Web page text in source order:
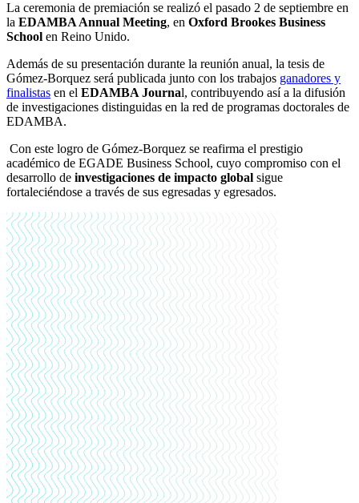
La ceremonia de premiación se realizó el pasado 2 de septiembre en
la EDAMBA Annual Meeting, en Oxford Brookes Business
School en Reino Unido.
Además de su presentación durante la reunión anual, la tesis de
Gómez-Borquez será publicada junto con los trabajos ganadores y
finalistas en el EDAMBA Journal, contribuyendo así a la difusión
de investigaciones distinguidas en la red de programas doctorales de
EDAMBA.
Con este logro de Gómez-Borquez se reafirma el prestigio
académico de EGADE Business School, cuyo compromiso con el
desarrollo de investigaciones de impacto global sigue
fortaleciéndose a través de sus egresadas y egresados.